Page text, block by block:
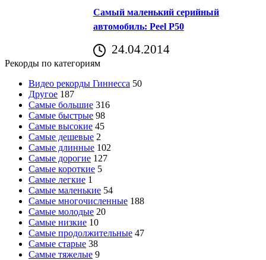
Самый маленький серийный
автомобиль: Peel P50
24.04.2014
Рекорды по категориям
Видео рекорды Гиннесса 50
Другое 187
Самые большие 316
Самые быстрые 98
Самые высокие 45
Самые дешевые 2
Самые длинные 102
Самые дорогие 127
Самые короткие 5
Самые легкие 1
Самые маленькие 54
Самые многочисленные 188
Самые молодые 20
Самые низкие 10
Самые продолжительные 47
Самые старые 38
Самые тяжелые 9